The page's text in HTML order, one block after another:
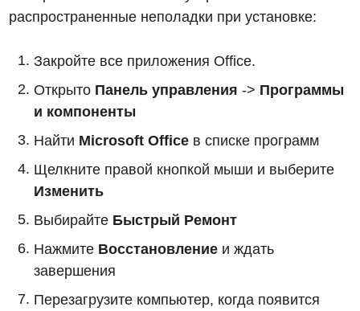
распространенные неполадки при установке:
Закройте все приложения Office.
Открыто Панель управления -> Программы
и компоненты
Найти Microsoft Office в списке программ
Щелкните правой кнопкой мыши и выберите
Изменить
Выбирайте Быстрый Ремонт
Нажмите Восстановление и ждать
завершения
Перезагрузите компьютер, когда появится